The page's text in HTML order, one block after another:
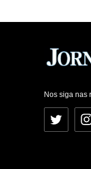
Nos siga nas
Twitter